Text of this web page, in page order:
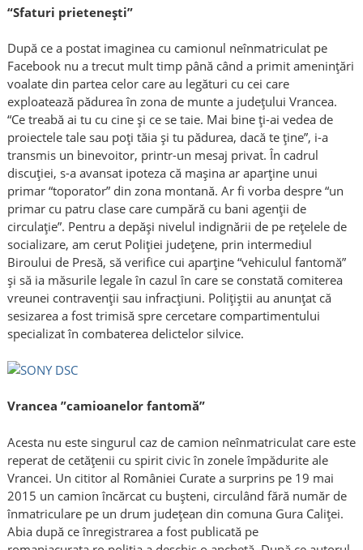
“Sfaturi prietenești”
După ce a postat imaginea cu camionul neînmatriculat pe
Facebook nu a trecut mult timp până când a primit amenințări
voalate din partea celor care au legături cu cei care
exploatează pădurea în zona de munte a județului Vrancea.
“Ce treabă ai tu cu cine și ce se taie. Mai bine ți-ai vedea de
proiectele tale sau poți tăia și tu pădurea, dacă te ține”, i-a
transmis un binevoitor, printr-un mesaj privat. În cadrul
discuției, s-a avansat ipoteza că mașina ar aparține unui
primar “toporator” din zona montană. Ar fi vorba despre “un
primar cu patru clase care cumpără cu bani agenții de
circulaţie”. Pentru a depăși nivelul indignării de pe rețelele de
socializare, am cerut Poliției județene, prin intermediul
Biroului de Presă, să verifice cui aparține “vehiculul fantomă”
și să ia măsurile legale în cazul în care se constată comiterea
vreunei contravenții sau infracțiuni. Poliţiştii au anunţat că
sesizarea a fost trimisă spre cercetare compartimentului
specializat în combaterea delictelor silvice.
Vrancea ”camioanelor fantomă”
Acesta nu este singurul caz de camion neînmatriculat care este
reperat de cetățenii cu spirit civic în zonele împădurite ale
Vrancei. Un cititor al României Curate a surprins pe 19 mai
2015 un camion încărcat cu bușteni, circulând fără număr de
înmatriculare pe un drum județean din comuna Gura Caliței.
Abia după ce înregistrarea a fost publicată pe